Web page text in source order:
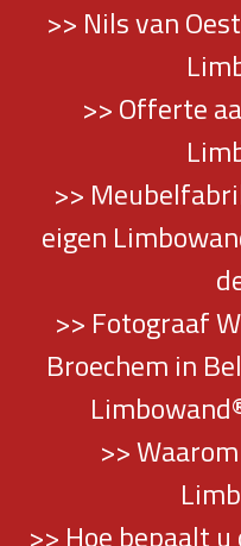
>> Nils van
>> Offerte
>>
eigen
>> Fotograaf
Broechem in
>>
>> Hoe bepaalt